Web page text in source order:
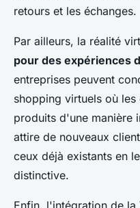
retours et les échanges.
Par ailleurs, la réalité
pour des expériences
entreprises peuvent
shopping virtuels où
produits d'une manière
attire de nouveaux
ceux déjà existants en
distinctive.